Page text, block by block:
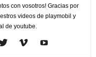
con vosotros! Gracias por
videos de playmobil y
de youtube.